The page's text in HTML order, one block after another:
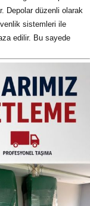
Depolar düzenli olarak
sistemleri ile
edilir. Bu sayede